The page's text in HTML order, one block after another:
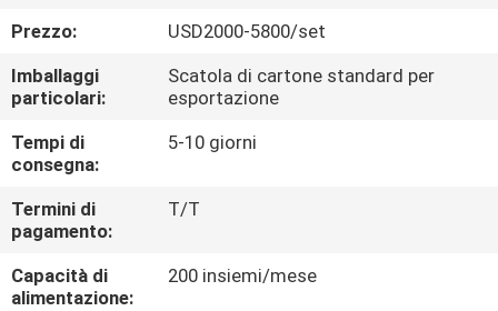
CONTROLLO
DI
QUALITÀ
CONTATTICI
RICHIEDA
UNA
Prezzo:
USD2000-5800/set
Imballaggi
particolari:
Scatola di cartone standard per
esportazione
Tempi di
consegna:
5-10 giorni
Termini di
pagamento:
T/T
Capacità di
alimentazione:
200 insiemi/mese